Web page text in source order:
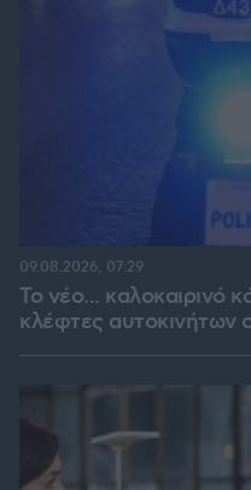
Το νέο... καλοκαιρινό
κλέφτες αυτοκινήτων
09.08.2026, 07:29